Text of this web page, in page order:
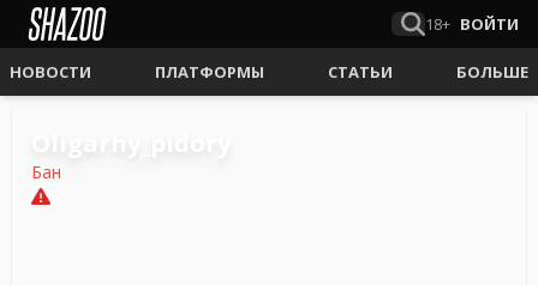
18+ ВОЙТИ
НОВОСТИ ПЛАТФОРМЫ СТАТЬИ БОЛЬШЕ
Бан